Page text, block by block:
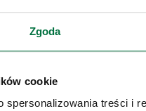
Zgoda
cookie
treści i